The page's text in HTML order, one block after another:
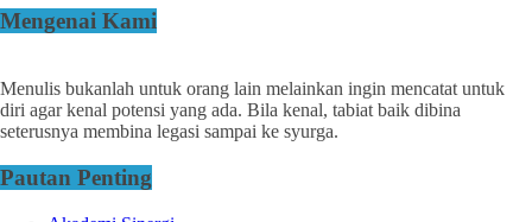
Mengenai Kami
Menulis bukanlah untuk orang lain melainkan ingin mencatat untuk
diri agar kenal potensi yang ada. Bila kenal, tabiat baik dibina
seterusnya membina legasi sampai ke syurga.
Pautan Penting